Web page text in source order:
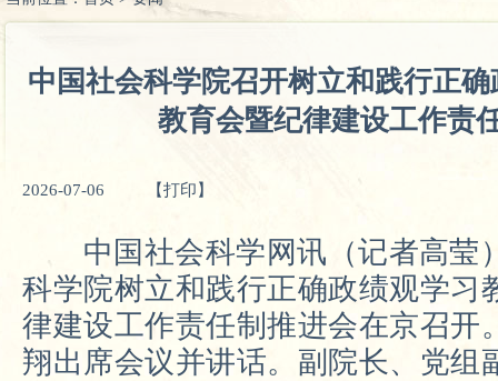
中国社会科学院召开树立和践行正
教育会暨纪律建设工作责
2026-07-06 【打印】
中国社会科学网讯（记者高莹
科学院树立和践行正确政绩观学习
律建设工作责任制推进会在京召开
翔出席会议并讲话。副院长、党组